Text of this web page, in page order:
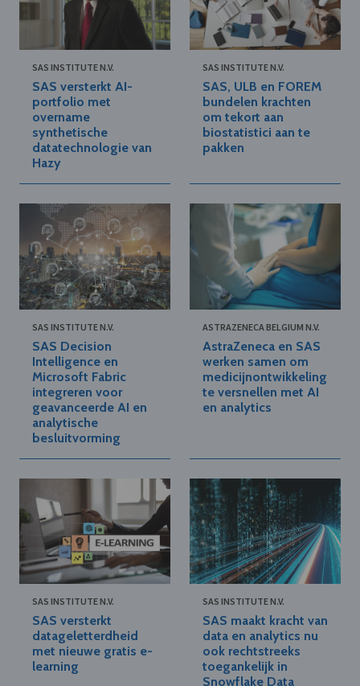
SAS INSTITUTE N.V.
SAS versterkt AI-
portfolio met
overname
synthetische
datatechnologie van
Hazy
SAS INSTITUTE N.V.
SAS, ULB en FOREM
bundelen krachten
om tekort aan
biostatistici aan te
pakken
SAS INSTITUTE N.V.
SAS Decision
Intelligence en
Microsoft Fabric
integreren voor
geavanceerde AI en
analytische
besluitvorming
ASTRAZENECA BELGIUM N.V.
AstraZeneca en SAS
werken samen om
medicijnontwikkeling
te versnellen met AI
en analytics
SAS INSTITUTE N.V.
SAS versterkt
datageletterdheid
met nieuwe gratis e-
learning
SAS INSTITUTE N.V.
SAS maakt kracht van
data en analytics nu
ook rechtstreeks
toegankelijk in
Snowflake Data